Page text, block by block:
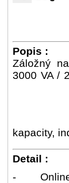
Popis :
Záložný
3000 VA /
kapacity,
Detail :
-